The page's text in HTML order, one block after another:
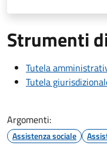
Strumenti
Tutela
Tutela
Argomenti:
Assistenza sociale